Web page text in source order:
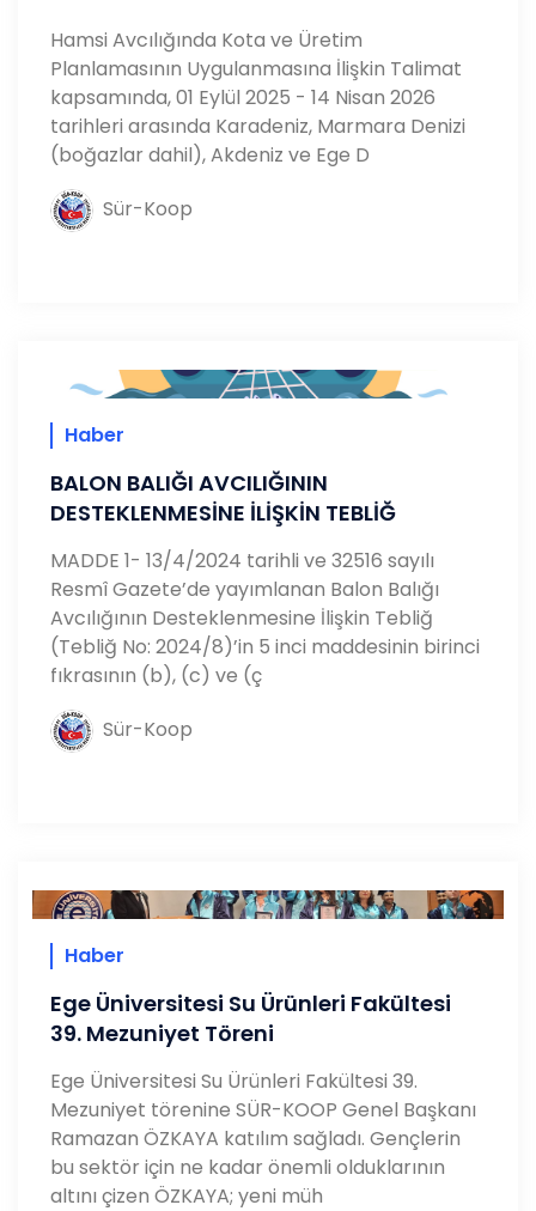
​Hamsi Avcılığında Kota ve Üretim
Planlamasının Uygulanmasına İlişkin Talimat
kapsamında, 01 Eylül 2025 - 14 Nisan 2026
tarihleri arasında Karadeniz, Marmara Denizi
(boğazlar dahil), Akdeniz ve Ege D
Sür-Koop
Haber
BALON BALIĞI AVCILIĞININ
DESTEKLENMESİNE İLİŞKİN TEBLİĞ
MADDE 1- 13/4/2024 tarihli ve 32516 sayılı
Resmî Gazete’de yayımlanan Balon Balığı
Avcılığının Desteklenmesine İlişkin Tebliğ
(Tebliğ No: 2024/8)’in 5 inci maddesinin birinci
fıkrasının (b), (c) ve (ç
Sür-Koop
Haber
Ege Üniversitesi Su Ürünleri Fakültesi
39. Mezuniyet Töreni
Ege Üniversitesi Su Ürünleri Fakültesi 39.
Mezuniyet törenine SÜR-KOOP Genel Başkanı
Ramazan ÖZKAYA katılım sağladı. Gençlerin
bu sektör için ne kadar önemli olduklarının
altını çizen ÖZKAYA; yeni müh